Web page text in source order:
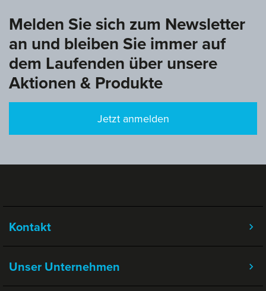
Melden Sie sich zum Newsletter
an und bleiben Sie immer auf
dem Laufenden über unsere
Aktionen & Produkte
Jetzt anmelden
Kontakt
Unser Unternehmen